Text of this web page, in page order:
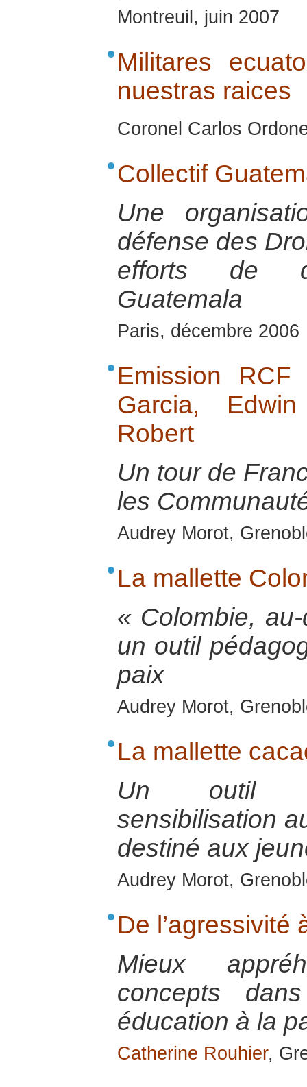
Montreuil, juin 2007
Militares
nuestras raices
Coronel Carlos
Collectif
Une
défense des
efforts de
Guatemala
Paris, décembre 2006
Emission
Garcia,
Robert
Un tour de
les
Audrey Morot,
La mallette
« Colombie,
un outil
paix
Audrey Morot,
La mallette
Un outil
sensibilisation
destiné aux
Audrey Morot,
De l’agressivité
Mieux
concepts
éducation à la
Catherine Rouhier,